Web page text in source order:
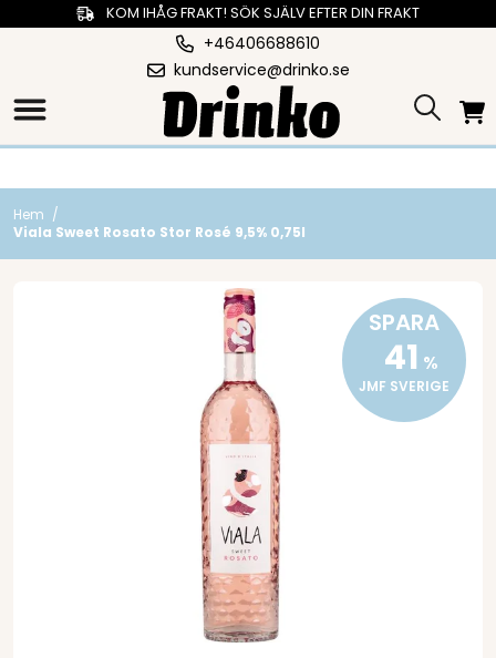
KOM IHÅG FRAKT! SÖK SJÄLV EFTER DIN FRAKT
+46406688610
kundservice@drinko.se
Hem /
Viala Sweet Rosato Stor Rosé 9,5% 0,75l
SPARA
41 %
JMF SVERIGE